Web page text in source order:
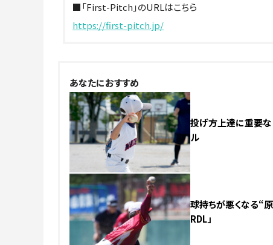
■「First-Pitch」のURLはこちら
https://first-pitch.jp/
あなたにおすすめ
投げ方上達に重要
ル
球持ちが悪くなる“
RDL」